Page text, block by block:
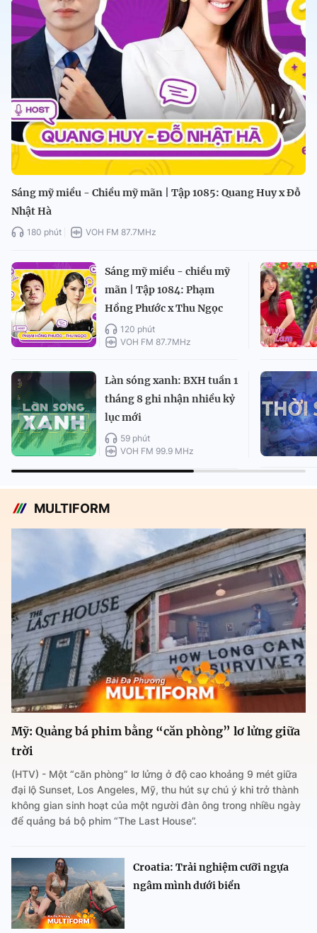
Sáng mỹ miều - Chiều mỹ mãn | Tập 1085: Quang Huy x Đỗ
Nhật Hà
180 phút VOH FM 87.7MHz
Sáng mỹ miều - chiều mỹ
mãn | Tập 1084: Phạm
Hồng Phước x Thu Ngọc
120 phút
VOH FM 87.7MHz
Làn sóng xanh: BXH tuần 1
tháng 8 ghi nhận nhiều kỷ
lục mới
59 phút
VOH FM 99.9 MHz
MULTIFORM
Mỹ: Quảng bá phim bằng “căn phòng” lơ lửng giữa
trời
(HTV) - Một “căn phòng” lơ lửng ở độ cao khoảng 9 mét giữa
đại lộ Sunset, Los Angeles, Mỹ, thu hút sự chú ý khi trở thành
không gian sinh hoạt của một người đàn ông trong nhiều ngày
để quảng bá bộ phim “The Last House”.
Croatia: Trải nghiệm cưỡi ngựa
ngâm mình dưới biển